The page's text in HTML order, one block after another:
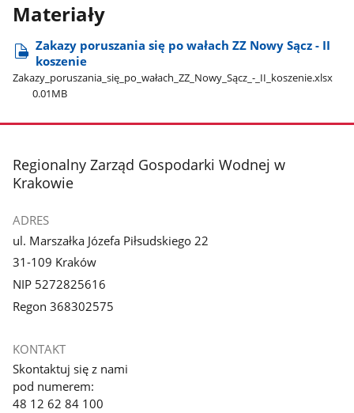
Materiały
Zakazy poruszania się po wałach ZZ Nowy Sącz - II
koszenie
Zakazy​_poruszania​_się​_po​_wałach​_ZZ​_Nowy​_Sącz​_-​_II​_koszenie.xlsx
0.01MB
stopka
Regionalny Zarząd Gospodarki Wodnej w
Krakowie
ADRES
ul. Marszałka Józefa Piłsudskiego 22
31-109 Kraków
NIP 5272825616
Regon 368302575
KONTAKT
Skontaktuj się z nami
pod numerem:
48 12 62 84 100